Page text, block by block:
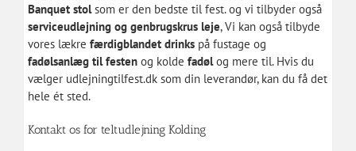
Banquet stolsom er den bedste til fest. og vi tilbyder også
serviceudlejningog genbrugskrus leje, Vi kan også tilbyde
vores lækre færdigblandet drinkspå fustage og
fadølsanlæg til festen og kolde fadølog mere til. Hvis du
vælger udlejningtilfest.dk som din leverandør, kan du få det
hele ét sted.
Kontakt os for teltudlejning Kolding